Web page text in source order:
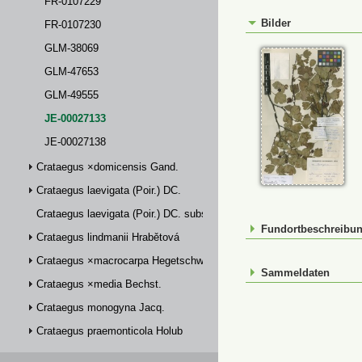
FR-0107230
GLM-38069
GLM-47653
GLM-49555
JE-00027133
JE-00027138
Crataegus ×domicensis Gand.
Crataegus laevigata (Poir.) DC.
Crataegus laevigata (Poir.) DC. subsp. palmstruchii (Lindm.) Franco
Crataegus lindmanii Hrabětová
Crataegus ×macrocarpa Hegetschw.
Crataegus ×media Bechst.
Crataegus monogyna Jacq.
Crataegus praemonticola Holub
Bilder
Sammeldaten